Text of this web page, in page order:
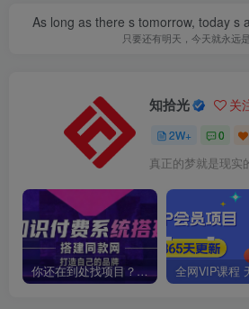
As long as there s tomorrow, today s
只要还有明天，今天就永远
知拾光 关
2W+ 0
真正的梦就是现实
你还在到处找项目？还在当韭菜？我靠卖项目一个月收入5万+，曾经我也是个失败者。